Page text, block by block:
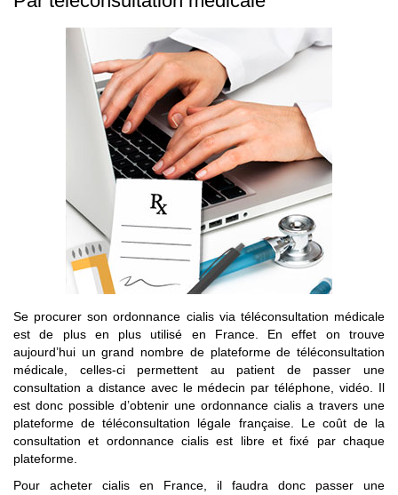
Se procurer son ordonnance cialis via téléconsultation médicale
est de plus en plus utilisé en France. En effet on trouve
aujourd’hui un grand nombre de plateforme de téléconsultation
médicale, celles-ci permettent au patient de passer une
consultation a distance avec le médecin par téléphone, vidéo. Il
est donc possible d’obtenir une ordonnance cialis a travers une
plateforme de téléconsultation légale française. Le coût de la
consultation et ordonnance cialis est libre et fixé par chaque
plateforme.
Pour acheter cialis en France, il faudra donc passer une